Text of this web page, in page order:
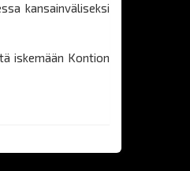
kansainväliseksi
iskemään Kontion